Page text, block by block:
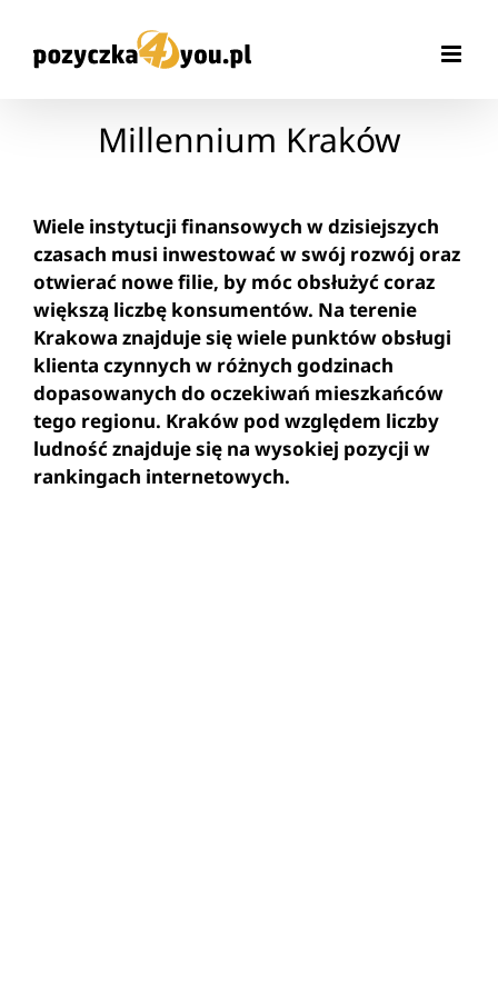
zawartości
Millennium Kraków
Wiele instytucji finansowych w dzisiejszych
czasach musi inwestować w swój rozwój oraz
otwierać nowe filie, by móc obsłużyć coraz
większą liczbę konsumentów. Na terenie
Krakowa znajduje się wiele punktów obsługi
klienta czynnych w różnych godzinach
dopasowanych do oczekiwań mieszkańców
tego regionu. Kraków pod względem liczby
ludność znajduje się na wysokiej pozycji w
rankingach internetowych.